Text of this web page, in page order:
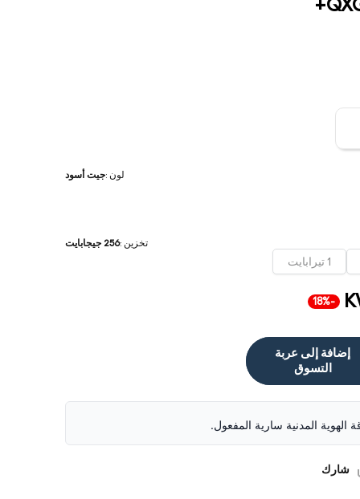
لون :جيت أسود
تخزين :256 جيجابايت
1 تيرابايت
-18%
إضافة إلى عربة
التسوق
الهوية المدنية سارية المفعول.
شارك